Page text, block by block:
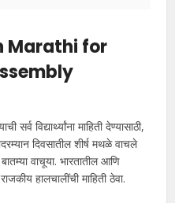
Marathi for
विद्यार्थ्यांना माहिती देण्यासाठी,
दिवसातील शीर्ष मथळे वाचले
वाचूया. भारतातील आणि
हालचालींची माहिती ठेवा.